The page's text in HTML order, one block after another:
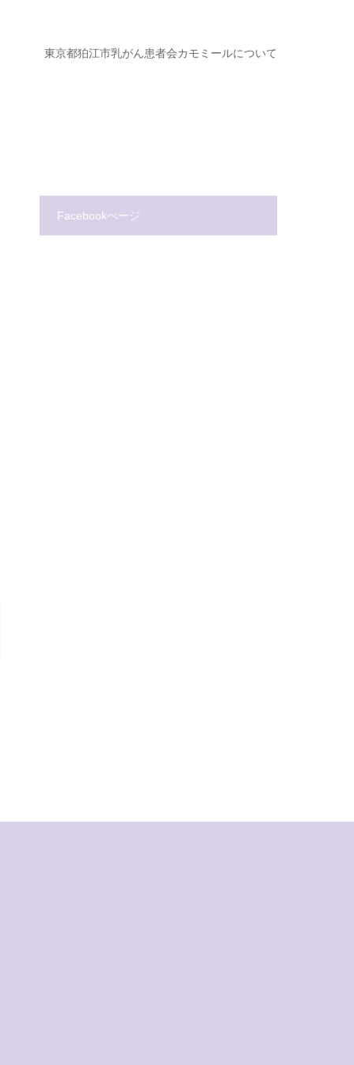
東京都狛江市乳がん患者会カモミールについて
Facebookぺージ